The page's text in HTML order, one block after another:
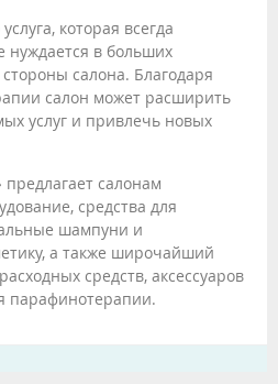
услуга, которая всегда
нуждается в больших
салона. Благодаря
салон может расширить
услуг и привлечь новых
предлагает салонам
средства для
шампуни и
а также широчайший
средств, аксессуаров
парафинотерапии.